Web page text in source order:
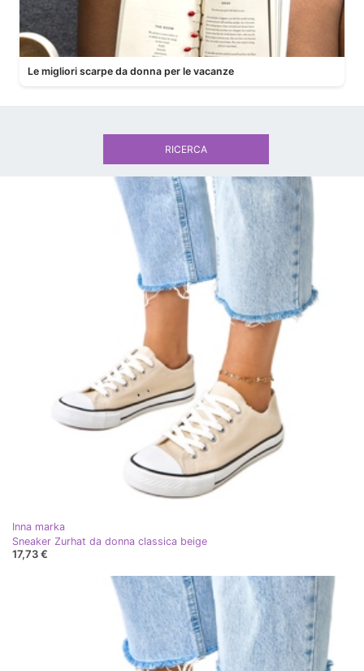
Le migliori scarpe da donna per le vacanze
Inna marka
Sneaker Zurhat da donna classica beige
17,73 €
RICERCA